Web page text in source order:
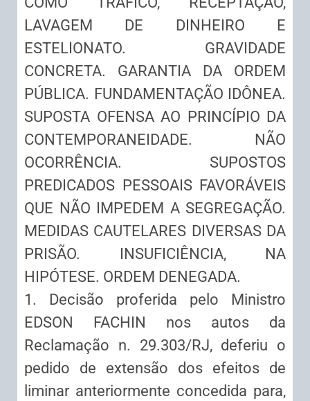
LAVAGEM DE DINHEIRO E
ESTELIONATO. GRAVIDADE
CONCRETA. GARANTIA DA ORDEM
PÚBLICA. FUNDAMENTAÇÃO IDÔNEA.
SUPOSTA OFENSA AO PRINCÍPIO DA
CONTEMPORANEIDADE. NÃO
OCORRÊNCIA. SUPOSTOS
PREDICADOS PESSOAIS FAVORÁVEIS
QUE NÃO IMPEDEM A SEGREGAÇÃO.
MEDIDAS CAUTELARES DIVERSAS DA
PRISÃO. INSUFICIÊNCIA, NA
HIPÓTESE. ORDEM DENEGADA.
1. Decisão proferida pelo Ministro
EDSON FACHIN nos autos da
Reclamação n. 29.303/RJ, deferiu o
pedido de extensão dos efeitos de
liminar anteriormente concedida para,